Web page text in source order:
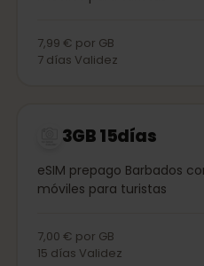
7,99 € por GB
7 días Validez
3GB 15días
eSIM prepago Barbados
móviles para turistas
7,00 € por GB
15 días Validez